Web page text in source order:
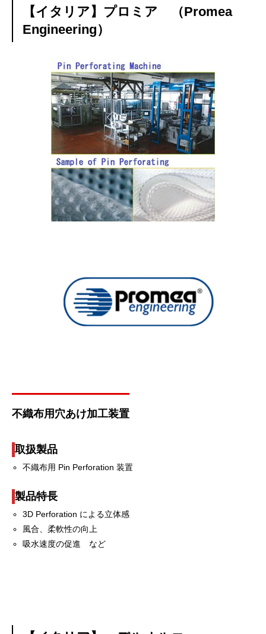
【イタリア】プロミア （Promea
Engineering）
不織布用穴あけ加工装置
取扱製品
不織布用 Pin Perforation 装置
製品特長
3D Perforation による立体感
風合、柔軟性の向上
吸水速度の促進 など